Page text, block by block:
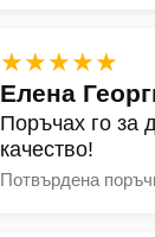
★★★★★
Елена
Поръчах го за
качество!
Потвърдена